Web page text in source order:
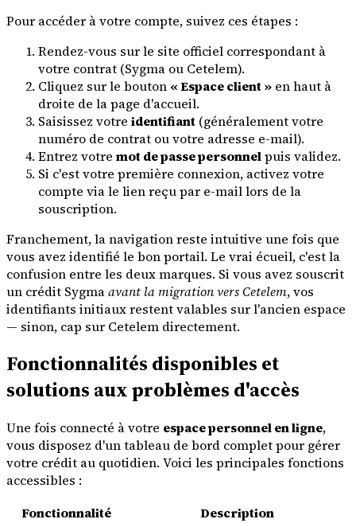
Pour accéder à votre compte, suivez ces étapes :
Rendez-vous sur le site officiel correspondant à
votre contrat (Sygma ou Cetelem).
Cliquez sur le bouton « Espace client » en haut à
droite de la page d'accueil.
Saisissez votre identifiant (généralement votre
numéro de contrat ou votre adresse e-mail).
Entrez votre mot de passe personnelpuis validez.
Si c'est votre première connexion, activez votre
compte via le lien reçu par e-mail lors de la
souscription.
Franchement, la navigation reste intuitive une fois que
vous avez identifié le bon portail. Le vrai écueil, c'est la
confusion entre les deux marques. Si vous avez souscrit
un crédit Sygmaavant la migration vers Cetelem, vos
identifiants initiaux restent valables sur l'ancien espace
— sinon, cap sur Cetelem directement.
Fonctionnalités disponibles et
solutions aux problèmes d'accès
Une fois connecté à votre espace personnel en ligne,
vous disposez d'un tableau de bord complet pour gérer
votre crédit au quotidien. Voici les principales fonctions
accessibles :
Fonctionnalité
Description